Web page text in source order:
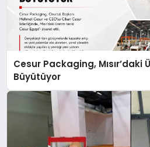
Cesur Packaging, Mısır’daki
Büyütüyor